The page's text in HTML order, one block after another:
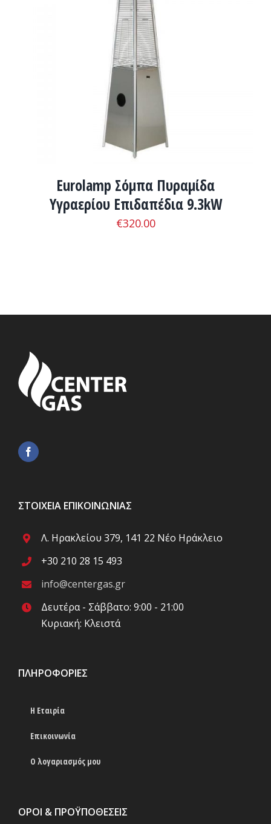
ADD TO CART / ΛΕΠΤΟΜΈΡΕΙΕΣ
Eurolamp Σόμπα Πυραμίδα
Υγραερίου Επιδαπέδια 9.3kW
€320.00
ΣΤΟΙΧΕΊΑ ΕΠΙΚΟΙΝΩΝΊΑΣ
Λ. Ηρακλείου 379, 141 22 Νέο Ηράκλειο
+30 210 28 15 493
info@centergas.gr
Δευτέρα - Σάββατο: 9:00 - 21:00
Κυριακή: Κλειστά
ΠΛΗΡΟΦΟΡΊΕΣ
Η Εταιρία
Επικοινωνία
Ο λογαριασμός μου
ΟΡΟΙ & ΠΡΟΫΠΟΘΕΣΕΙΣ